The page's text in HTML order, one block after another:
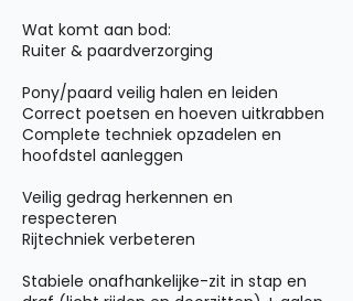
Wat komt aan bod:
Ruiter & paardverzorging
Pony/paard veilig halen en leiden
Correct poetsen en hoeven uitkrabben
Complete techniek opzadelen en
hoofdstel aanleggen
Veilig gedrag herkennen en
respecteren
Rijtechniek verbeteren
Stabiele onafhankelijke-zit in stap en